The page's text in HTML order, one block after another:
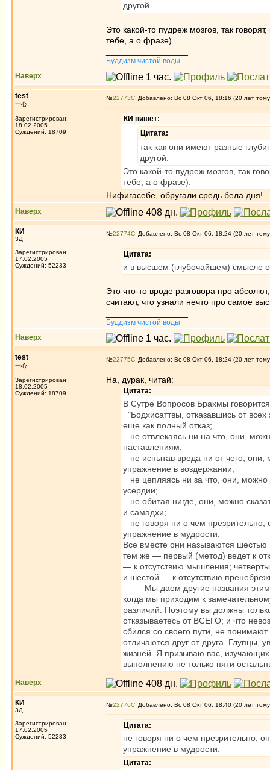
другой.
Это какой-то пудреж мозгов, так
тебе, а о фразе).
Буддизм чистой воды
Наверх
test
一心
Зарегистрирован:
18.02.2005
Суждений: 18709
№22773 Добавлено: Вс 08 Окт 06, 18:16 (20 лет
КИ пишет:
Цитата:
так как они имеют разные
другой.
Это какой-то пудреж мозгов, так
тебе, а о фразе).
Нифигасебе, обругали средь бела дня!
Наверх
КИ
3Д
Зарегистрирован:
17.02.2005
Суждений: 52233
№22774 Добавлено: Вс 08 Окт 06, 18:24 (20 лет
Цитата:
и в высшем (глубочайшем) смысле
Это что-то вроде разговора про
считают, что узнали нечто про самое
Буддизм чистой воды
Наверх
test
一心
Зарегистрирован:
18.02.2005
Суждений: 18709
№22775 Добавлено: Вс 08 Окт 06, 18:24 (20 лет
На, дурак, читай:
Цитата:
В Сутре Вопросов Брахмы
"Бодхисаттвы, отказавшись от
еще как полный отказ;
не отвлекаясь ни на что, они,
наставлениям;
не испытав вреда ни от чего, они,
упражнение в воздержании;
не цепляясь ни за что, они, можно
усердии;
не обитая нигде, они, можно
и самадхи;
не говоря ни о чем презрительно,
упражнение в мудрости.
Все вместе они называются шестью
тем же — первый (метод) ведет к
— к отсутствию мышления;
и шестой — к отсутствию
Мы даем другие названия этим
когда мы приходим к
различий. Поэтому вы должны
отказываетесь от ВСЕГО; и что
сбился со своего пути, не понимают
отличаются друг от друга. Глупцы,
жизней. Я призываю вас,
выполнению не только пяти
Наверх
КИ
3Д
Зарегистрирован:
17.02.2005
Суждений: 52233
№22776 Добавлено: Вс 08 Окт 06, 18:40 (20 лет
Цитата:
не говоря ни о чем презрительно,
упражнение в мудрости.
Цитата: